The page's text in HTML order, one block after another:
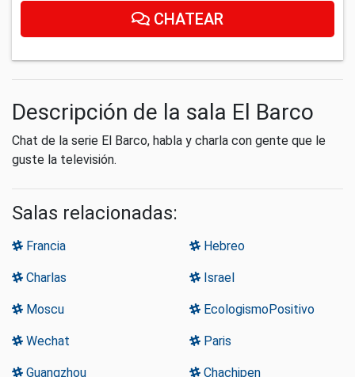
CHATEAR
Descripción de la sala El Barco
Chat de la serie El Barco, habla y charla con gente que le
guste la televisión.
Salas relacionadas:
Francia Hebreo
Charlas Israel
Moscu EcologismoPositivo
Wechat Paris
Guangzhou Chachipen